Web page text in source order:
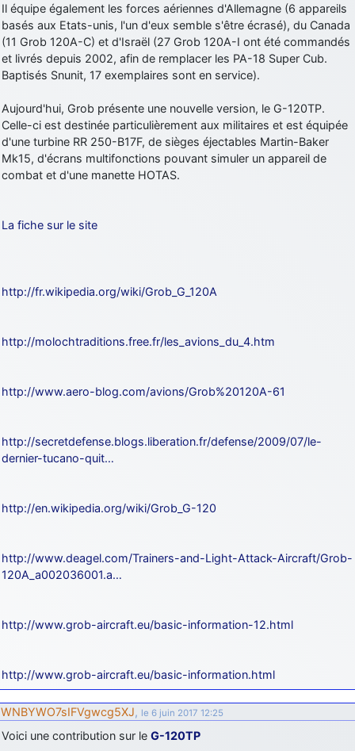
yaellerigolow
: bonjour a tous je suis un élève de première
passionnée par l'aviation militaire , pourrais je savoir que faire après
le lycée pour s'orienter et pouvoir devenir officier de l'armée de l'air?
d9pouces: lesquels, par exemple ?
les photo des anciens appareils de l'armée de l'air de la haute -volta
d9pouces: Ça me casse quand même bien les pieds, j’avoue
jericho: Pour moi tout est à nouveau OK dirait-on… Merci à toi.
d9pouces: j'ai trouvé un palliatif un peu violent, mais ça devrait aller
d9pouces: Désolé ! Mon filtrage a été un peu trop violent
tout voir
Il équipe également les forces aériennes d'Allemagne (6 appareils
basés aux Etats-unis, l'un d'eux semble s'être écrasé), du Canada
(11 Grob 120A-C) et d'Israël (27 Grob 120A-I ont été commandés
et livrés depuis 2002, afin de remplacer les PA-18 Super Cub.
Baptisés Snunit, 17 exemplaires sont en service).
Aujourd'hui, Grob présente une nouvelle version, le G-120TP.
Celle-ci est destinée particulièrement aux militaires et est équipée
d'une turbine RR 250-B17F, de sièges éjectables Martin-Baker
Mk15, d'écrans multifonctions pouvant simuler un appareil de
combat et d'une manette HOTAS.
La fiche sur le site
http://fr.wikipedia.org/wiki/Grob_G_120A
http://molochtraditions.free.fr/les_avions_du_4.htm
http://www.aero-blog.com/avions/Grob%20120A-61
http://secretdefense.blogs.liberation.fr/defense/2009/07/le-
dernier-tucano-quit…
http://en.wikipedia.org/wiki/Grob_G-120
http://www.deagel.com/Trainers-and-Light-Attack-Aircraft/Grob-
120A_a002036001.a…
http://www.grob-aircraft.eu/basic-information-12.html
http://www.grob-aircraft.eu/basic-information.html
WNBYWO7sIFVgwcg5XJ, le 6 juin 2017 12:25
Voici une contribution sur le G-120TP